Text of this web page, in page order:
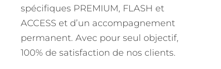
spécifiques PREMIUM, FLASH et
ACCESS et d’un accompagnement
permanent. Avec pour seul objectif,
100% de satisfaction de nos clients.